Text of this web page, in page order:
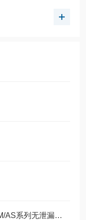
瑞士万福乐WANDFLUH电磁阀AM/AS系列无泄漏电磁阀的选型 依据和应用